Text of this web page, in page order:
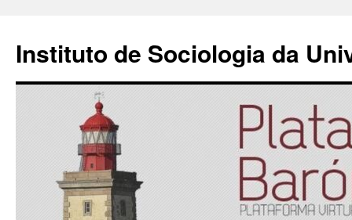
Instituto de Sociologia da